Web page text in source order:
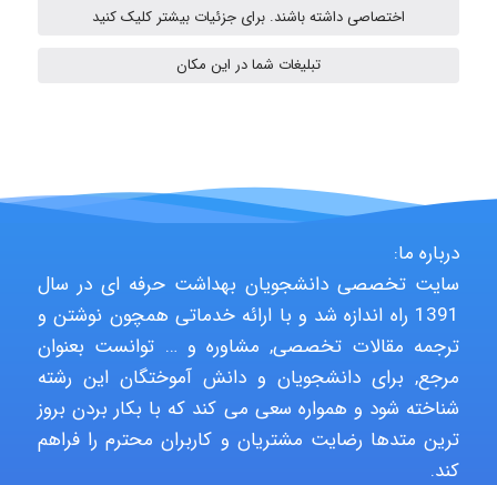
HaddadiMahsa
Niloofar
USER124
اختصاصی داشته باشند. برای جزئیات بیشتر کلیک کنید
تبلیغات شما در این مکان
درباره ما:
سایت تخصصی دانشجویان بهداشت حرفه ای در سال
1391 راه اندازه شد و با ارائه خدماتی همچون نوشتن و
ترجمه مقالات تخصصی, مشاوره و … توانست بعنوان
مرجع, برای دانشجویان و دانش آموختگان این رشته
شناخته شود و همواره سعی می کند که با بکار بردن بروز
ترین متدها رضایت مشتریان و کاربران محترم را فراهم
کند.